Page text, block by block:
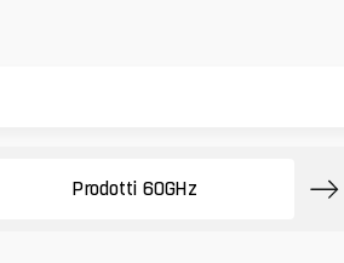
Prodotti 60GHz